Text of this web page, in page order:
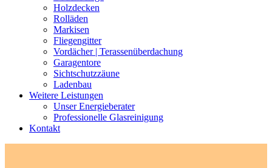
Holzdecken
Rolläden
Markisen
Fliegengitter
Vordächer | Terassenüberdachung
Garagentore
Sichtschutzzäune
Ladenbau
Weitere Leistungen
Unser Energieberater
Professionelle Glasreinigung
Kontakt